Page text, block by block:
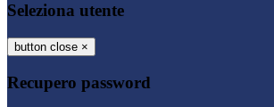
Seleziona utente
button close ×
Recupero password